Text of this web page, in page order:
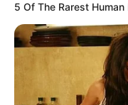
5 Of The Rarest